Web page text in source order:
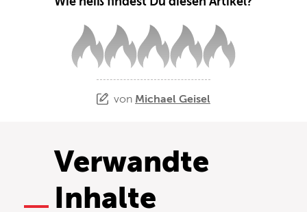
von Michael Geisel
Verwandte
Inhalte